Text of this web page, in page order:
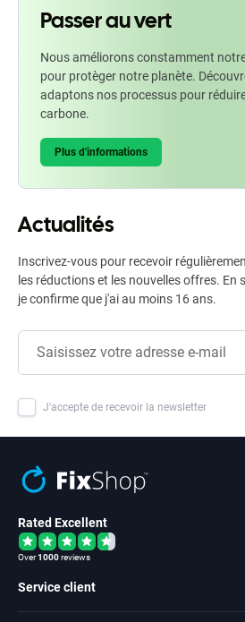
Passer au vert
Nous améliorons constamment
pour protèger notre planète.
adaptons nos processus pour
carbone.
Plus d'informations
Actualités
Inscrivez-vous pour recevoir
les réductions et les nouvelles offres.
je confirme que j'ai au moins 16 ans.
J'accepte de recevoir la newsletter
Rated Excellent
Over1000reviews
Service client